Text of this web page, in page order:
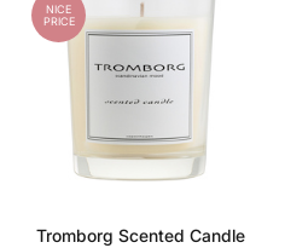
NICE
PRICE
Tromborg Scented Candle